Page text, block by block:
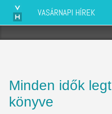
VASÁRNAPI HÍREK
Minden idők
könyve